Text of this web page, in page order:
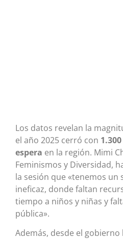
Los datos revelan la
el año 2025 cerró con
espera en la región. Mimi
Feminismos y Diversidad,
la sesión que «tenemos un
ineficaz, donde faltan
tiempo a niños y niñas y
pública».
Además, desde el